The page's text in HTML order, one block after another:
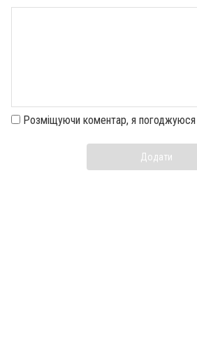
Розміщуючи коментар, я погоджуюся
Додати